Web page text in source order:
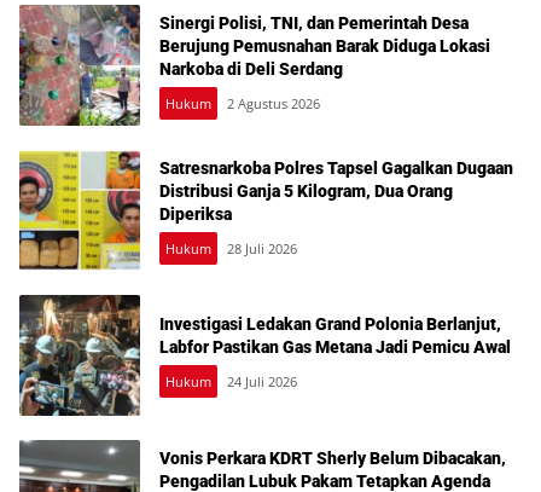
Sinergi Polisi, TNI, dan Pemerintah Desa
Berujung Pemusnahan Barak Diduga Lokasi
Narkoba di Deli Serdang
Hukum 2 Agustus 2026
Satresnarkoba Polres Tapsel Gagalkan Dugaan
Distribusi Ganja 5 Kilogram, Dua Orang
Diperiksa
Hukum 28 Juli 2026
Investigasi Ledakan Grand Polonia Berlanjut,
Labfor Pastikan Gas Metana Jadi Pemicu Awal
Hukum 24 Juli 2026
Vonis Perkara KDRT Sherly Belum Dibacakan,
Pengadilan Lubuk Pakam Tetapkan Agenda